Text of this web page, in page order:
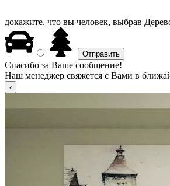
докажите, что вы человек, выбрав
Спасибо за Ваше сообщение!
Наш менеджер свяжется с Вами в